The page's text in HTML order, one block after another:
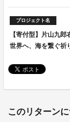
プロジェクト名
【寄付型】片山九
世界へ、海を繋ぐ祈
このリターン